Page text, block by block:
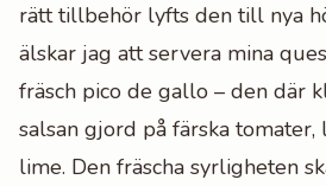
rätt tillbehör lyfts den till nya
älskar jag att servera mina
fräsch pico de gallo – den där
salsan gjord på färska tomater,
lime. Den fräscha syrligheten